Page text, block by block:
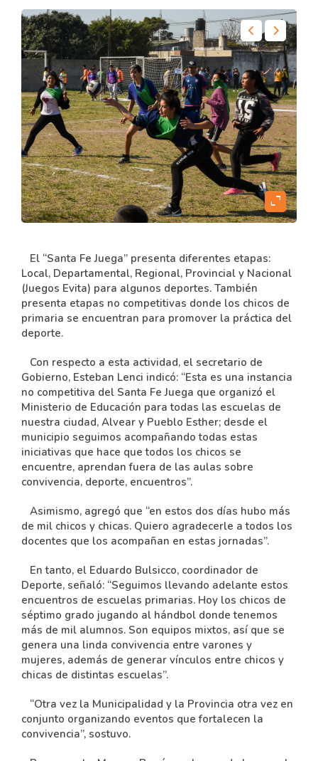
expand_content
El “Santa Fe Juega” presenta diferentes etapas:
Local, Departamental, Regional, Provincial y Nacional
(Juegos Evita) para algunos deportes. También
presenta etapas no competitivas donde los chicos de
primaria se encuentran para promover la práctica del
deporte.
Con respecto a esta actividad, el secretario de
Gobierno, Esteban Lenci indicó: “Esta es una instancia
no competitiva del Santa Fe Juega que organizó el
Ministerio de Educación para todas las escuelas de
nuestra ciudad, Alvear y Pueblo Esther; desde el
municipio seguimos acompañando todas estas
iniciativas que hace que todos los chicos se
encuentre, aprendan fuera de las aulas sobre
convivencia, deporte, encuentros”.
Asimismo, agregó que “en estos dos días hubo más
de mil chicos y chicas. Quiero agradecerle a todos los
docentes que los acompañan en estas jornadas”.
En tanto, el Eduardo Bulsicco, coordinador de
Deporte, señaló: “Seguimos llevando adelante estos
encuentros de escuelas primarias. Hoy los chicos de
séptimo grado jugando al hándbol donde tenemos
más de mil alumnos. Son equipos mixtos, así que se
genera una linda convivencia entre varones y
mujeres, además de generar vínculos entre chicos y
chicas de distintas escuelas”.
“Otra vez la Municipalidad y la Provincia otra vez en
conjunto organizando eventos que fortalecen la
convivencia”, sostuvo.